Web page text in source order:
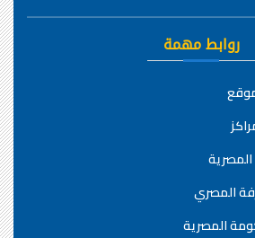
روابط مهمة
المصري
المصرية